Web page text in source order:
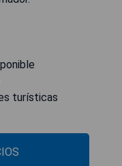
turísticas